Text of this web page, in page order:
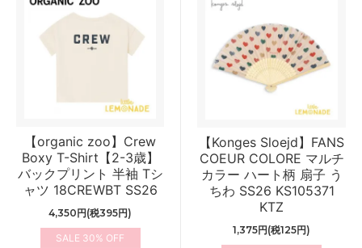
【organic zoo】Crew
Boxy T-Shirt【2-3歳】
バックプリント 半袖 Tシ
ャツ 18CREWBT SS26
4,350円(税395円)
30%
【Konges Sloejd】FANS
COEUR COLORE マルチ
カラー ハート柄 扇子 う
ちわ SS26 KS105371
KTZ
1,375円(税125円)